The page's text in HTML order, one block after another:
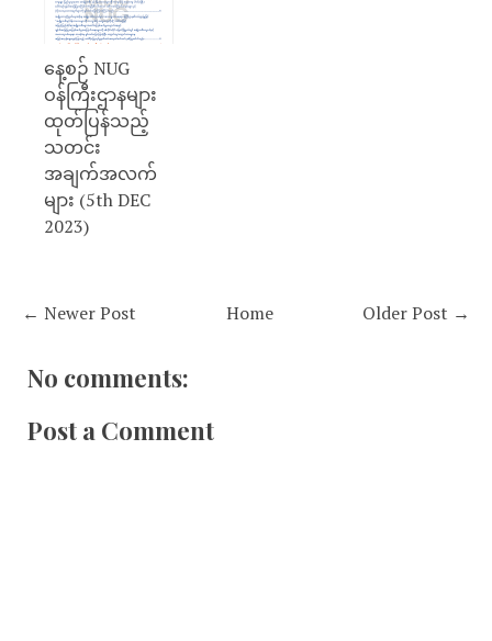
နေ့စဉ် NUG
ဝန်ကြီးဌာနများ
ထုတ်ပြန်သည့်
သတင်း
အချက်အလက်
များ (5th DEC
2023)
← Newer Post Older Post →
Home
No comments:
Post a Comment